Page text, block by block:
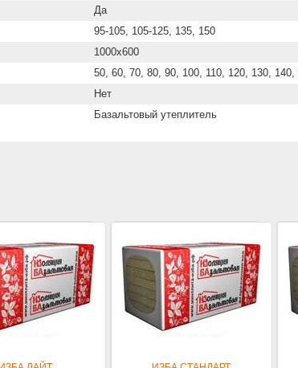
Да
95-105, 105-125, 135, 150
1000x600
50, 60, 70, 80, 90, 100, 110, 120, 130,
Нет
Базальтовый утеплитель